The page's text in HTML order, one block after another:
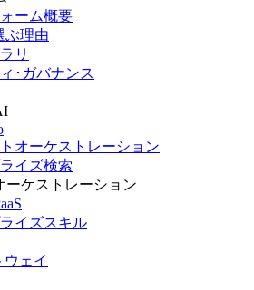
ーム概要
ぶ理由
リ
･ガバナンス
オーケストレーション
イズ検索
ーケストレーション
イズスキル
ウェイ